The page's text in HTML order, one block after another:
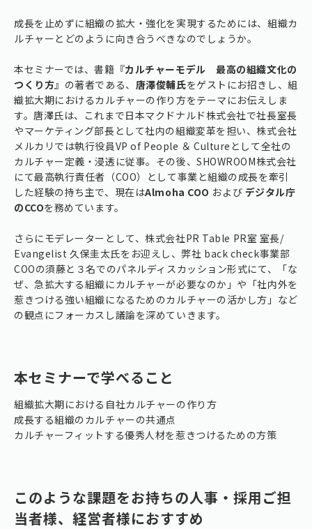
成長を止めずに組織の拡大・強化を実現するためには、組織カ
ルチャーとどのように向き合うべきなのでしょうか。
本セミナーでは、書籍『カルチャーモデル 最高の組織文化の
つくり方』の著者である、 唐澤俊輔氏をゲストにお招きし、組
織拡大期におけるカルチャーの作り方をテーマにお伝えしま
す。唐澤氏は、これまで日本マクドナルド株式会社で社長室長
やマーケティング部長として社内の組織変革を担い、株式会社
メルカリでは執行役員VP of People ＆ Cultureとして全社の
カルチャー定義・浸透に従事。その後、SHOWROOM株式会社
にて最高執行責任者（COO）として事業と組織の成長を牽引
した経験の持ち主で、現在はAlmoha COO および デジタル庁
のCCOを務めています。
さらにモデレーターとして、株式会社PR Table PR室 室長/
Evangelist 久保圭太氏をお迎えし、弊社 back check事業部
COOの須藤と３名でのパネルディスカッション形式にて、「な
ぜ、急拡大する組織にカルチャーが必要なのか」や「社内外を
惹きつける強い組織になるためのカルチャーの活かし方」など
の観点にフォーカスし議論を深めていきます。
本セミナーで学べること
組織拡大期における自社カルチャーの作り方
成長する組織のカルチャーの共通点
カルチャーフィットする優秀人材を惹きつけるための方策
このような課題をお持ちの人事・採用ご担
当者様、経営者様におすすめ